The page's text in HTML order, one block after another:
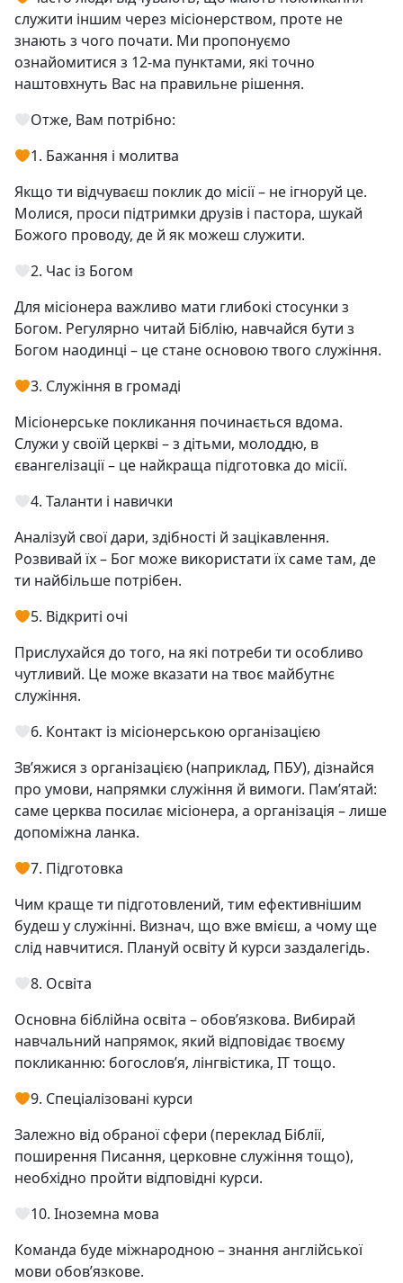
служити іншим через місіонерством, проте не
знають з чого почати. Ми пропонуємо
ознайомитися з 12-ма пунктами, які точно
наштовхнуть Вас на правильне рішення.
Отже, Вам потрібно:
1. Бажання і молитва
Якщо ти відчуваєш поклик до місії – не ігноруй це.
Молися, проси підтримки друзів і пастора, шукай
Божого проводу, де й як можеш служити.
2. Час із Богом
Для місіонера важливо мати глибокі стосунки з
Богом. Регулярно читай Біблію, навчайся бути з
Богом наодинці – це стане основою твого служіння.
3. Служіння в громаді
Місіонерське покликання починається вдома.
Служи у своїй церкві – з дітьми, молоддю, в
євангелізації – це найкраща підготовка до місії.
4. Таланти і навички
Аналізуй свої дари, здібності й зацікавлення.
Розвивай їх – Бог може використати їх саме там, де
ти найбільше потрібен.
5. Відкриті очі
Прислухайся до того, на які потреби ти особливо
чутливий. Це може вказати на твоє майбутнє
служіння.
6. Контакт із місіонерською організацією
Зв’яжися з організацією (наприклад, ПБУ), дізнайся
про умови, напрямки служіння й вимоги. Пам’ятай:
саме церква посилає місіонера, а організація – лише
допоміжна ланка.
7. Підготовка
Чим краще ти підготовлений, тим ефективнішим
будеш у служінні. Визнач, що вже вмієш, а чому ще
слід навчитися. Плануй освіту й курси заздалегідь.
8. Освіта
Основна біблійна освіта – обов’язкова. Вибирай
навчальний напрямок, який відповідає твоєму
покликанню: богослов’я, лінгвістика, IT тощо.
9. Спеціалізовані курси
Залежно від обраної сфери (переклад Біблії,
поширення Писання, церковне служіння тощо),
необхідно пройти відповідні курси.
10. Іноземна мова
Команда буде міжнародною – знання англійської
мови обов’язкове.